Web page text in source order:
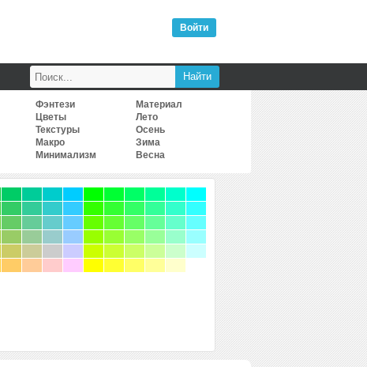
Войти
Фэнтези
Цветы
Текстуры
Макро
Минимализм
Материал
Лето
Осень
Зима
Весна